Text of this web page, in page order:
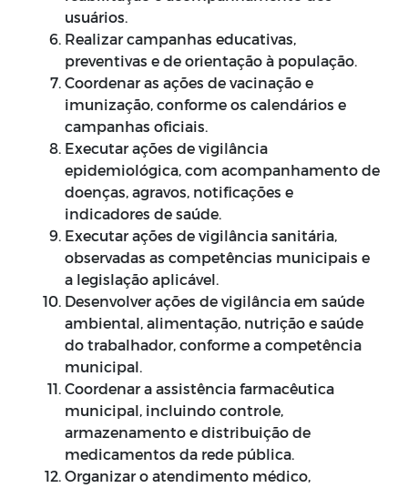
usuários.
Realizar campanhas educativas,
preventivas e de orientação à população.
Coordenar as ações de vacinação e
imunização, conforme os calendários e
campanhas oficiais.
Executar ações de vigilância
epidemiológica, com acompanhamento de
doenças, agravos, notificações e
indicadores de saúde.
Executar ações de vigilância sanitária,
observadas as competências municipais e
a legislação aplicável.
Desenvolver ações de vigilância em saúde
ambiental, alimentação, nutrição e saúde
do trabalhador, conforme a competência
municipal.
Coordenar a assistência farmacêutica
municipal, incluindo controle,
armazenamento e distribuição de
medicamentos da rede pública.
Organizar o atendimento médico,